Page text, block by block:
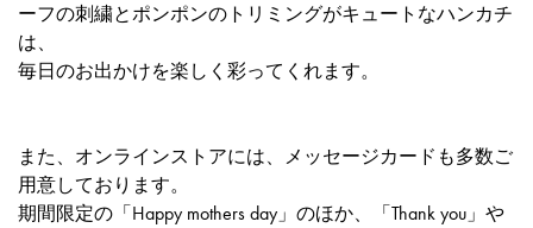
ーフの刺繍とポンポンのトリミングがキュートなハンカチ
は、
毎日のお出かけを楽しく彩ってくれます。
また、オンラインストアには、 メッセージカード も多数ご
用意しております。
期間限定の「Happy mothers day」のほか、「Thank you」や